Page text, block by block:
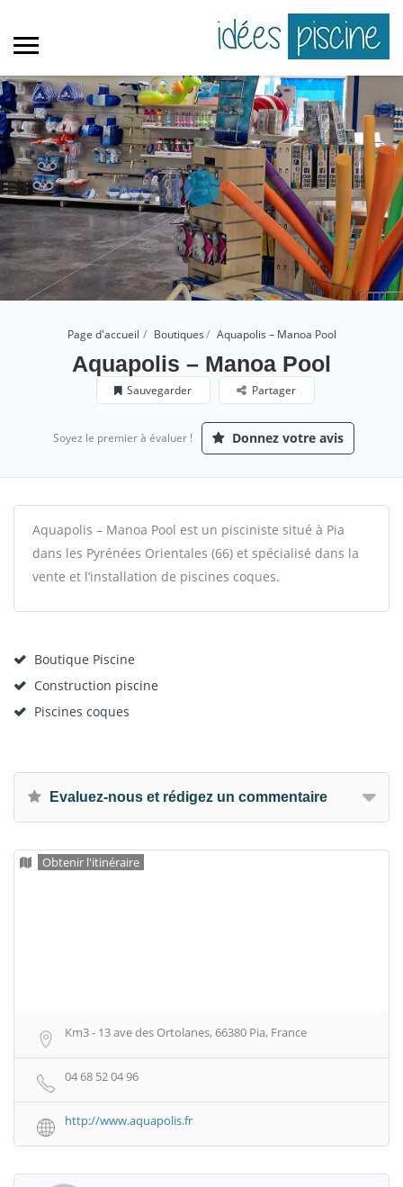
Page d'accueil Boutiques Aquapolis – Manoa Pool
Aquapolis – Manoa Pool
Sauvegarder Partager
Soyez le premier à évaluer ! Donnez votre avis
Aquapolis – Manoa Pool est un pisciniste situé à Pia
dans les Pyrénées Orientales (66) et spécialisé dans la
vente et l’installation de piscines coques.
Boutique Piscine
Construction piscine
Piscines coques
Evaluez-nous et rédigez un commentaire
Obtenir l'itinéraire
Km3 - 13 ave des Ortolanes, 66380 Pia, France
04 68 52 04 96
http://www.aquapolis.fr